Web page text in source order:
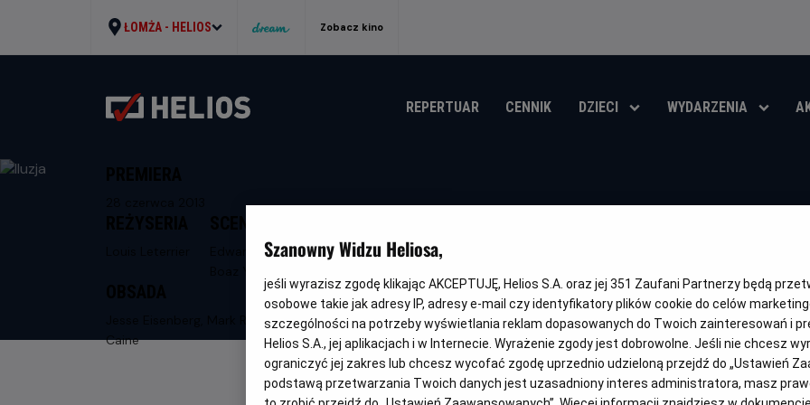
ŁOMŻA - HELIOS Zobacz kino
REPERTUAR CENNIK DZIECI WYDARZENIA
Iluzja
tytuł
wiek
trwania
i
rok
OBSERWUJ
Edward Ricourt,
Jesse Eisenberg, Mark Ruffalo, Michael
Caine
NAPISY
Szanowny Widzu Heliosa,
jeśli wyrazisz zgodę klikając AKCEPTUJĘ, Helios S.A. oraz jej 351 Zaufani Partnerzy będą
osobowe takie jak adresy IP, adresy e-mail czy identyfikatory plików cookie do celów
szczególności na potrzeby wyświetlania reklam dopasowanych do Twoich zainteresowań i
Helios S.A., jej aplikacjach i w Internecie. Wyrażenie zgody jest dobrowolne. Jeśli nie chcesz
ograniczyć jej zakres lub chcesz wycofać zgodę uprzednio udzieloną przejdź do „Ustawień
podstawą przetwarzania Twoich danych jest uzasadniony interes administratora, masz